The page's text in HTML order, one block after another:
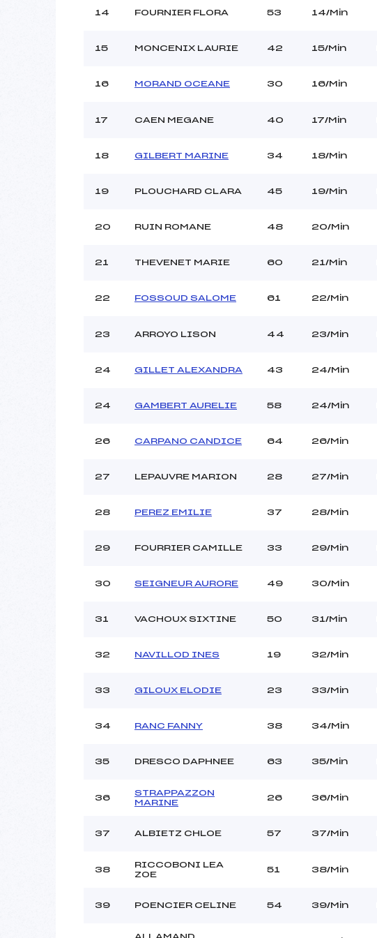
14 FOURNIER FLORA 53 14/Min
15 MONCENIX LAURIE 42 15/Min
16 MORAND OCEANE 30 16/Min
17 CAEN MEGANE 40 17/Min
18 GILBERT MARINE 34 18/Min
19 PLOUCHARD CLARA 45 19/Min
20 RUIN ROMANE 48 20/Min
21 THEVENET MARIE 60 21/Min
22 FOSSOUD SALOME 61 22/Min
23 ARROYO LISON 44 23/Min
24 GILLET ALEXANDRA 43 24/Min
24 GAMBERT AURELIE 58 24/Min
26 CARPANO CANDICE 64 26/Min
27 LEPAUVRE MARION 28 27/Min
28 PEREZ EMILIE 37 28/Min
29 FOURRIER CAMILLE 33 29/Min
30 SEIGNEUR AURORE 49 30/Min
31 VACHOUX SIXTINE 50 31/Min
32 NAVILLOD INES 19 32/Min
33 GILOUX ELODIE 23 33/Min
34 RANC FANNY 38 34/Min
35 DRESCO DAPHNEE 63 35/Min
36
STRAPPAZZON
MARINE
26 36/Min
37 ALBIETZ CHLOE 57 37/Min
38
RICCOBONI LEA
ZOE
51 38/Min
39 POENCIER CELINE 54 39/Min